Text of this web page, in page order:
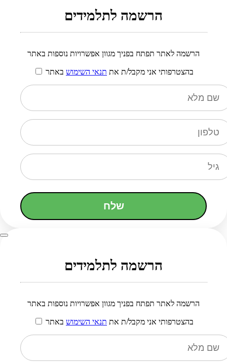
הרשמה לתלמידים
הרשמה לאתר תפתח בפניך מגוון אפשרויות נוספות באתר
בהצטרפותי אני מקבל/ת את תנאי השימוש באתר
שלח
הרשמה לתלמידים
הרשמה לאתר תפתח בפניך מגוון אפשרויות נוספות באתר
בהצטרפותי אני מקבל/ת את תנאי השימוש באתר